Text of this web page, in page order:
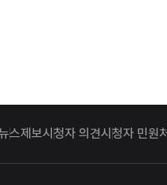
스제보시청자 의견시청자 민원